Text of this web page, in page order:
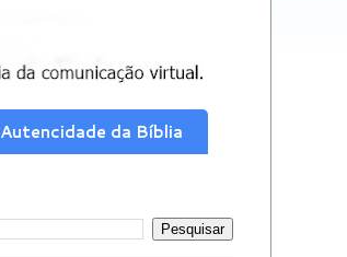
Autencidade da Bíblia